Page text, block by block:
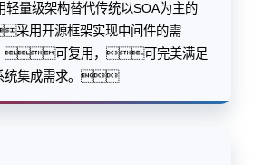
级架构替代传统以SOA为主的
采用开源框架实现中间件的需
可复用，可完美满足
统集成需求。